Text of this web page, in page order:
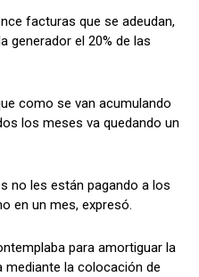
facturas que se adeudan,
generador el 20% de las
como se van acumulando
los meses va quedando un
no les están pagando a los
en un mes, expresó.
para amortiguar la
mediante la colocación de